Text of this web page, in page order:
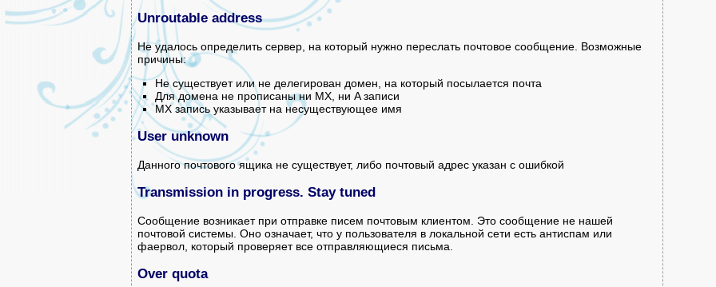
Unroutable address
Не удалось определить сервер, на который нужно переслать почтовое сообщение. Возможные
причины:
Не существует или не делегирован домен, на который посылается почта
Для домена не прописаны ни MX, ни A записи
MX запись указывает на несуществующее имя
User unknown
Данного почтового ящика не существует, либо почтовый адрес указан с ошибкой
Transmission in progress. Stay tuned
Сообщение возникает при отправке писем почтовым клиентом. Это сообщение не нашей
почтовой системы. Оно означает, что у пользователя в локальной сети есть антиспам или
фаервол, который проверяет все отправляющиеся письма.
Over quota